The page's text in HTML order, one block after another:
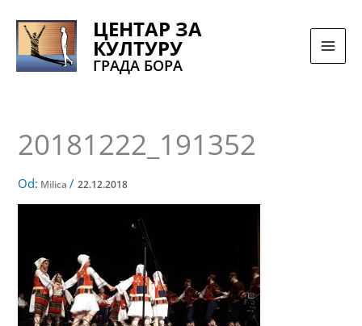
sadržaj
ЦЕНТАР ЗА
КУЛТУРУ
ГРАДА БОРА
20181222_191352
Od: Milica/22.12.2018